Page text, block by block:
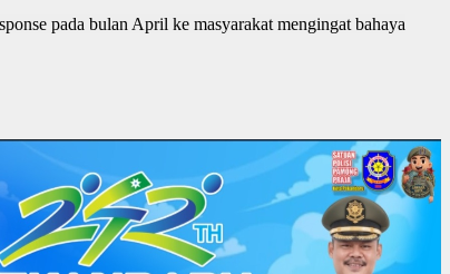
pada bulan April ke masyarakat mengingat bahaya